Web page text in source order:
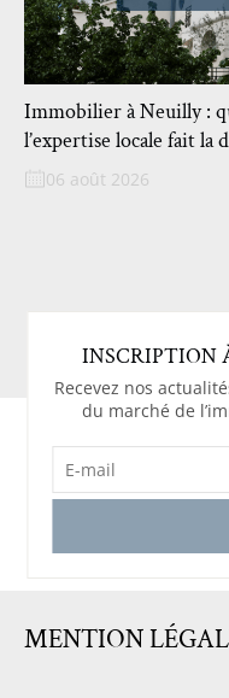
Immobilier à Neuilly :
l’expertise locale fait la
06 août 2026
INSCRIPTION
Recevez nos
du marché de
E-
MAIL
MENTION